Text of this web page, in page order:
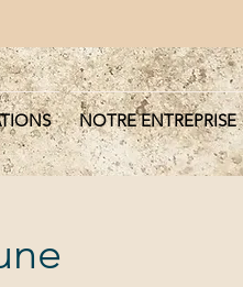
NOTRE ENTREPRISE